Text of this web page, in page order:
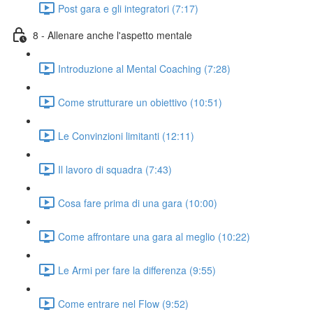
Post gara e gli integratori (7:17)
8 - Allenare anche l'aspetto mentale
Introduzione al Mental Coaching (7:28)
Come strutturare un obiettivo (10:51)
Le Convinzioni limitanti (12:11)
Il lavoro di squadra (7:43)
Cosa fare prima di una gara (10:00)
Come affrontare una gara al meglio (10:22)
Le Armi per fare la differenza (9:55)
Come entrare nel Flow (9:52)